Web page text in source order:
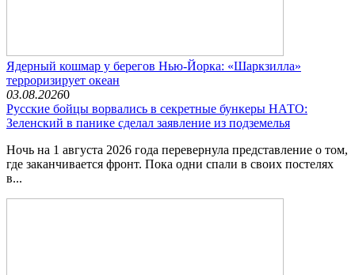
Ядерный кошмар у берегов Нью-Йорка: «Шаркзилла»
терроризирует океан
03.08.20260
Русские бойцы ворвались в секретные бункеры НАТО:
Зеленский в панике сделал заявление из подземелья
Ночь на 1 августа 2026 года перевернула представление о том,
где заканчивается фронт. Пока одни спали в своих постелях
в...